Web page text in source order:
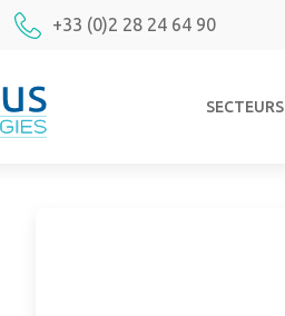
+33 (0)2 28 24 64 90
SECTEURS